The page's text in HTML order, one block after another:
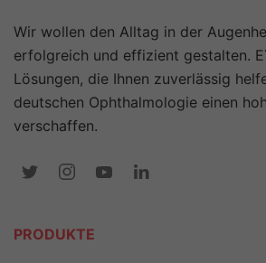
Wir wollen den Alltag in der
erfolgreich und effizient gestalten.
Lösungen, die Ihnen zuverlässig
deutschen Ophthalmologie einen
verschaffen.
PRODUKTE